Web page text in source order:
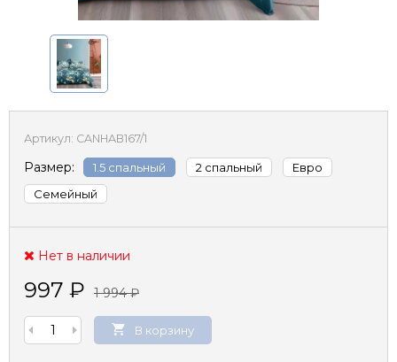
Артикул: CANHAB167/1
Размер: 1.5 спальный 2 спальный
Евро
Семейный
Нет в наличии
997 ₽ 1 994₽
В корзину